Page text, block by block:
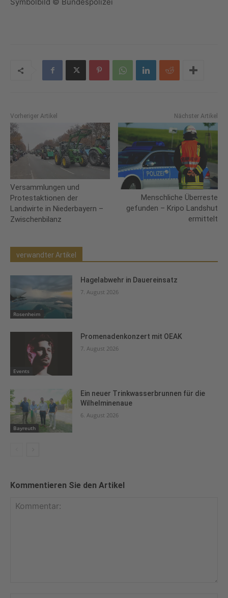
Symbolbild © Bundespolizei
Vorheriger Artikel
Versammlungen und
Protestaktionen der
Landwirte in Niederbayern –
Zwischenbilanz
Nächster Artikel
Menschliche Überreste
gefunden – Kripo Landshut
ermittelt
verwandter Artikel
Rosenheim
Hagelabwehr in Dauereinsatz
7. August 2026
Events
Promenadenkonzert mit OEAK
7. August 2026
Bayreuth
Ein neuer Trinkwasserbrunnen für die
Wilhelminenaue
6. August 2026
Kommentieren Sie den Artikel